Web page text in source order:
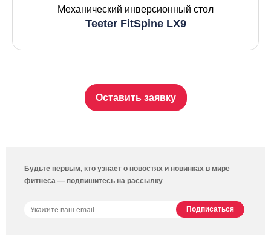
Механический инверсионный стол
Teeter FitSpine LX9
Оставить заявку
Будьте первым, кто узнает о новостях и новинках в мире
фитнеса — подпишитесь на рассылку